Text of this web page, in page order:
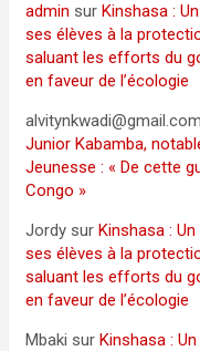
admin surKinshasa :
ses élèves à la
saluant les efforts du
en faveur de l’écologie
alvitynkwadi@gmail.com
Junior Kabamba,
Jeunesse : « De cette
Congo »
Jordy surKinshasa :
ses élèves à la
saluant les efforts du
en faveur de l’écologie
Mbaki surKinshasa :